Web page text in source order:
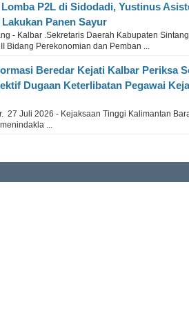
P2L di Sidodadi, Yustinus
Panen Sayur
- Kalbar .Sekretaris Daerah Kabupaten
Bidang Perekonomian dan Pemban ...
Beredar Kejati Kalbar Periksa
Dugaan Keterlibatan Pegawai
27 Juli 2026 - Kejaksaan Tinggi Kalimantan
...